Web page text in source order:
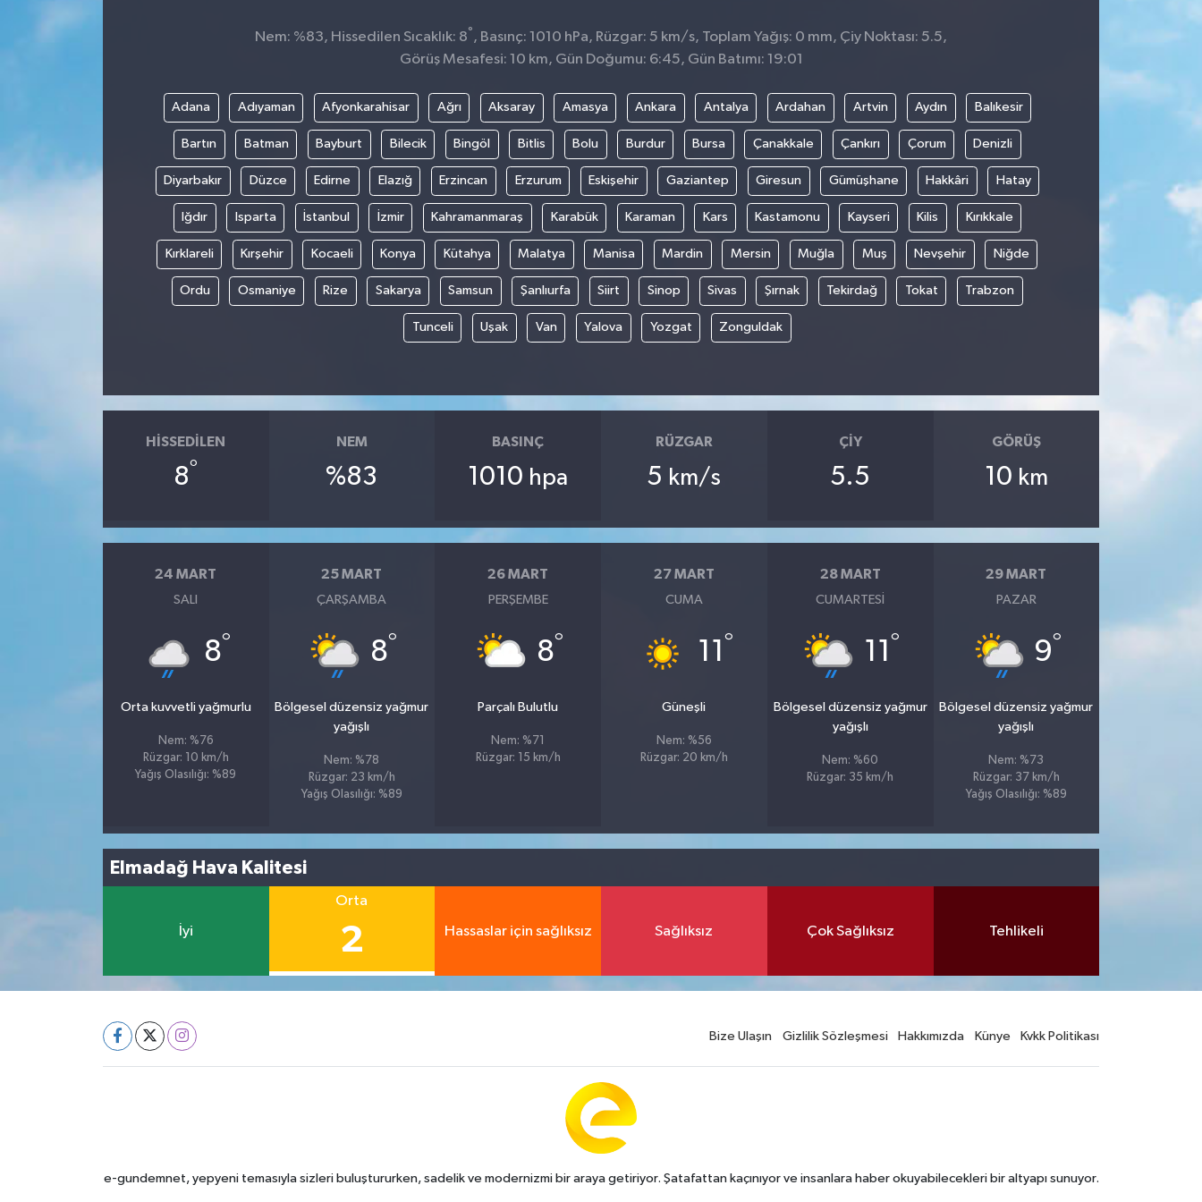
Nem: %83, Hissedilen Sıcaklık: 8° , Basınç: 1010 hPa, Rüzgar: 5 km/s, Toplam Yağış: 0 mm, Çiy Noktası: 5.5,
Görüş Mesafesi: 10 km, Gün Doğumu: 6:45, Gün Batımı: 19:01
Adana Adıyaman Afyonkarahisar Ağrı Aksaray Amasya Ankara Antalya Ardahan Artvin Aydın Balıkesir
Bartın Batman Bayburt Bilecik Bingöl Bitlis Bolu Burdur Bursa Çanakkale Çankırı Çorum Denizli
Diyarbakır Düzce Edirne Elazığ Erzincan Erzurum Eskişehir Gaziantep Giresun Gümüşhane Hakkâri Hatay
Iğdır Isparta İstanbul İzmir Kahramanmaraş Karabük Karaman Kars Kastamonu Kayseri Kilis Kırıkkale
Kırklareli Kırşehir Kocaeli Konya Kütahya Malatya Manisa Mardin Mersin Muğla Muş Nevşehir Niğde
Ordu Osmaniye Rize Sakarya Samsun Şanlıurfa Siirt Sinop Sivas Şırnak Tekirdağ Tokat Trabzon
Tunceli Uşak Van Yalova Yozgat Zonguldak
HISSEDILEN
8°
NEM
%83
BASINÇ
1010 hpa
RÜZGAR
5 km/s
ÇIY
5.5
GÖRÜŞ
10 km
24 MART
SALI
8°
Orta kuvvetli yağmurlu
Nem: %76
Rüzgar: 10 km/h
Yağış Olasılığı: %89
25 MART
ÇARŞAMBA
8°
Bölgesel düzensiz yağmur
yağışlı
Nem: %78
Rüzgar: 23 km/h
Yağış Olasılığı: %89
26 MART
PERŞEMBE
8°
Parçalı Bulutlu
Nem: %71
Rüzgar: 15 km/h
27 MART
CUMA
11 °
Güneşli
Nem: %56
Rüzgar: 20 km/h
28 MART
CUMARTESI
11 °
Bölgesel düzensiz yağmur
yağışlı
Nem: %60
Rüzgar: 35 km/h
29 MART
PAZAR
9°
Bölgesel düzensiz yağmur
yağışlı
Nem: %73
Rüzgar: 37 km/h
Yağış Olasılığı: %89
Elmadağ Hava Kalitesi
İyi
Orta
2 Hassaslar için sağlıksız Sağlıksız Çok Sağlıksız Tehlikeli
Bize Ulaşın Gizlilik Sözleşmesi Hakkımızda Künye Kvkk Politikası
e-gundemnet, yepyeni temasıyla sizleri buluştururken, sadelik ve modernizmi bir araya getiriyor. Şatafattan kaçınıyor ve insanlara haber okuyabilecekleri bir altyapı sunuyor.